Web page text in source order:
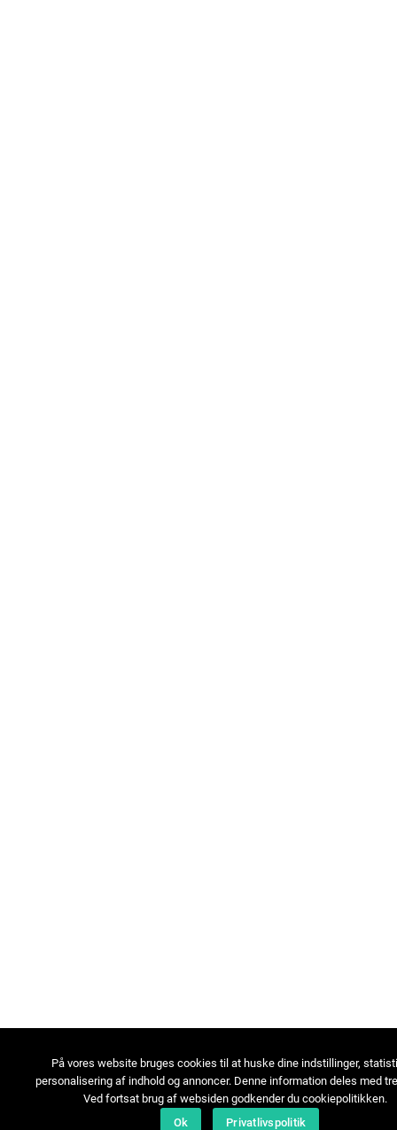
På vores website bruges cookies til at huske dine indstillinger,
personalisering af indhold og annoncer. Denne information deles med
Ved fortsat brug af websiden godkender du cookiepolitikken.
Ok
Privatlivspolitik